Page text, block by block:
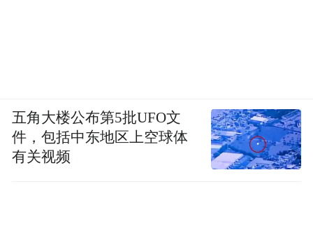
五角大楼公布第5批UFO文
件，包括中东地区上空球体
有关视频